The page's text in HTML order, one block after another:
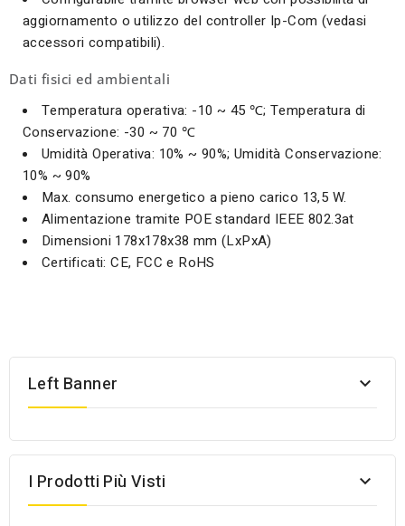
aggiornamento o utilizzo del controller Ip-Com (vedasi
accessori compatibili).
Dati fisici ed ambientali
Temperatura operativa: -10 ~ 45 ℃; Temperatura di
Conservazione: -30 ~ 70 ℃
Umidità Operativa: 10% ~ 90%; Umidità Conservazione:
10% ~ 90%
Max. consumo energetico a pieno carico 13,5 W.
Alimentazione tramite POE standard IEEE 802.3at
Dimensioni 178x178x38 mm (LxPxA)
Certificati: CE, FCC e RoHS
Left Banner 
I Prodotti Più Visti 